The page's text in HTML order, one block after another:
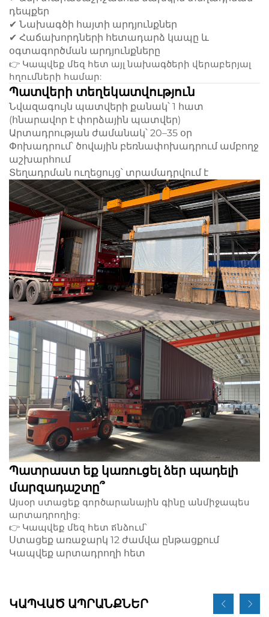
դեպքեր
✔ Նախագծի հայտի արդյունքներ
✔ Հաճախորդների հետադարձ կապը և
օգտագործման արդյունքները
👉 Կապվեք մեզ հետ այլ նախագծերի վերաբերյալ
հղումների համար:
Պատվերի տեղեկատվություն
Նվազագույն պատվերի քանակ՝ 1 հատ
(հնարավոր է փորձային պատվեր)
Արտադրության ժամանակ՝ 20–35 օր
Փոխադրում՝ ծովային բեռնափոխադրում ամբողջ
աշխարհում
Տեղադրման ուղեցույց՝ տրամադրվում է
Պատրաստ եք կառուցել ձեր պադելի
մարզադաշտը՞
Այսօր ստացեք գործարանային գինը անմիջապես
արտադրողից:
👉 Կապվեք մեզ հետ ឥնձում՝
Ստացեք առաջարկ 12 ժամվա ընթացքում
Կապվեք արտադրողի հետ
ԿԱՊՎԱԾ ԱՊՐԱՆՔՆԵՐ